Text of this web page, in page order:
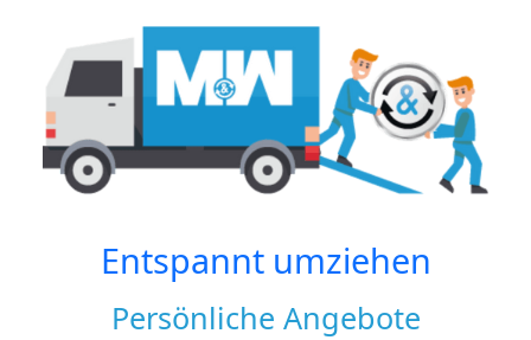
Entspannt umziehen
Persönliche Angebote